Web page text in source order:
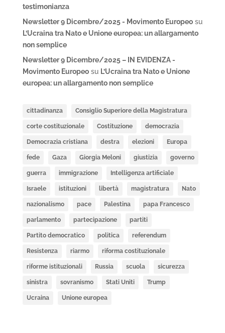
testimonianza
Newsletter 9 Dicembre/2025 - Movimento Europeosu
L’Ucraina tra Nato e Unione europea: un allargamento
non semplice
Newsletter 9 Dicembre/2025 – IN EVIDENZA -
Movimento Europeosu L’Ucraina tra Nato e Unione
europea: un allargamento non semplice
cittadinanza Consiglio Superiore della Magistratura
corte costituzionale Costituzione democrazia
Democrazia cristiana destra elezioni Europa
fede Gaza Giorgia Meloni giustizia governo
guerra immigrazione Intelligenza artificiale
Israele istituzioni libertà magistratura Nato
nazionalismo pace Palestina papa Francesco
parlamento partecipazione partiti
Partito democratico politica referendum
Resistenza riarmo riforma costituzionale
riforme istituzionali Russia scuola sicurezza
sinistra sovranismo Stati Uniti Trump
Ucraina Unione europea